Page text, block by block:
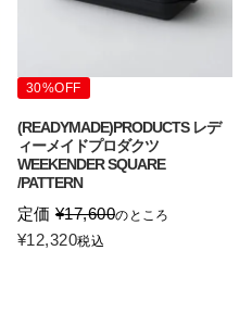
30%OFF
(READYMADE)PRODUCTS レデ
ィーメイドプロダクツ
WEEKENDER SQUARE
/PATTERN
定価 ¥17,600のところ
¥12,320税込